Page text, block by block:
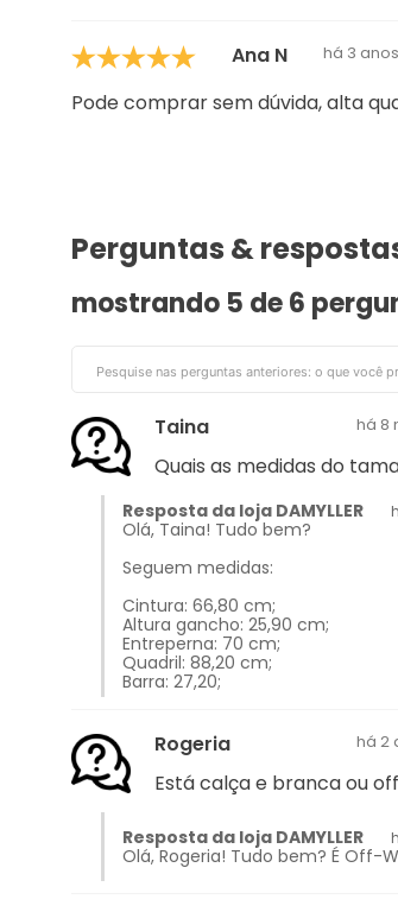
Ana N há 3 anos
Pode comprar sem dúvida, alta
Perguntas &
mostrando 5 de6
Taina há 8
Quais as medidas do
Resposta da loja DAMYLLER
Olá, Taina! Tudo bem?
Seguem medidas:
Cintura: 66,80 cm;
Altura gancho: 25,90 cm;
Entreperna: 70 cm;
Quadril: 88,20 cm;
Barra: 27,20;
Rogeria há 2
Está calça e branca ou
Resposta da loja DAMYLLER
Olá, Rogeria! Tudo bem? É Off-